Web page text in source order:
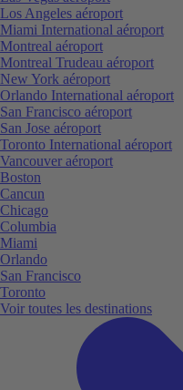
Los Angeles aéroport
Miami International aéroport
Montreal aéroport
Montreal Trudeau aéroport
New York aéroport
Orlando International aéroport
San Francisco aéroport
San Jose aéroport
Toronto International aéroport
Vancouver aéroport
Boston
Cancun
Chicago
Columbia
Miami
Orlando
San Francisco
Toronto
Voir toutes les destinations